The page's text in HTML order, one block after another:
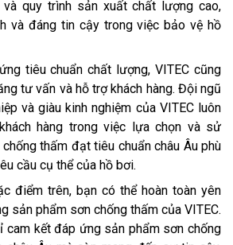
quy trình sản xuất chất lượng cao,
và đáng tin cậy trong việc bảo vệ hồ
tiêu chuẩn chất lượng, VITEC cũng
tư vấn và hỗ trợ khách hàng. Đội ngũ
và giàu kinh nghiệm của VITEC luôn
hàng trong việc lựa chọn và sử
thấm đạt tiêu chuẩn châu Âu phù
cầu cụ thể của hồ bơi.
điểm trên, bạn có thể hoàn toàn yên
sản phẩm sơn chống thấm của VITEC.
cam kết đáp ứng sản phẩm sơn chống